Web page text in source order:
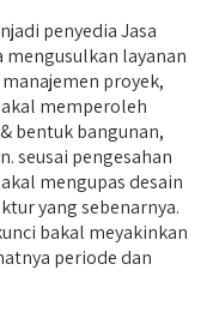
penyedia Jasa
mengusulkan layanan
proyek,
memperoleh
bentuk bangunan,
seusai pengesahan
mengupas desain
yang sebenarnya.
bakal meyakinkan
periode dan